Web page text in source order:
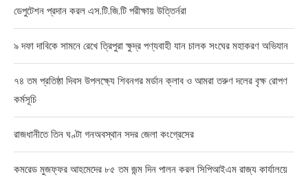
ডেপুটেশন প্রদান করল এস.টি.জি.টি পরীক্ষায় উত্তির্নরা
৯ দফা দাবিকে সামনে রেখে ত্রিপুরা ক্ষুদ্র পণ্যবাহী যান চালক সংঘের মহাকরণ অভিযান
৭৪ তম প্রতিষ্ঠা দিবস উপলক্ষ্যে শিবনগর মর্ডান ক্লাব ও আমরা তরুণ দলের বৃক্ষ রোপণ
কর্মসূচি
রাজধানীতে তিন ঘণ্টা গনঅবস্থান সদর জেলা কংগ্রেসের
কমরেড মুজফ্ফর আহমেদের ৮৫ তম জন্ম দিন পালন করল সিপিআইএম রাজ্য কার্যালয়ে